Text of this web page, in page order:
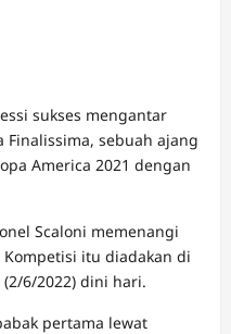
sukses mengantar
sebuah ajang
America 2021 dengan
Scaloni memenangi
itu diadakan di
6/2022) dini hari.
pertama lewat